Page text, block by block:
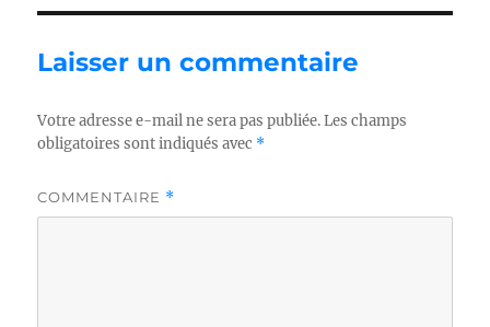
Laisser un commentaire
Votre adresse e-mail ne sera pas publiée. Les champs
obligatoires sont indiqués avec *
COMMENTAIRE *